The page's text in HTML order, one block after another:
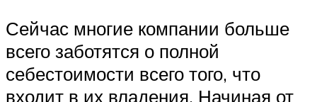
Сейчас многие компании больше
всего заботятся о полной
себестоимости всего того, что
входит в их владения. Начиная от